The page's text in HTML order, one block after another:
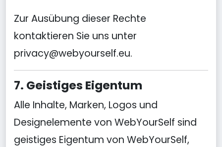
Zur Ausübung dieser Rechte
kontaktieren Sie uns unter
privacy@webyourself.eu.
7. Geistiges Eigentum
Alle Inhalte, Marken, Logos und
Designelemente von WebYourSelf sind
geistiges Eigentum von WebYourSelf,